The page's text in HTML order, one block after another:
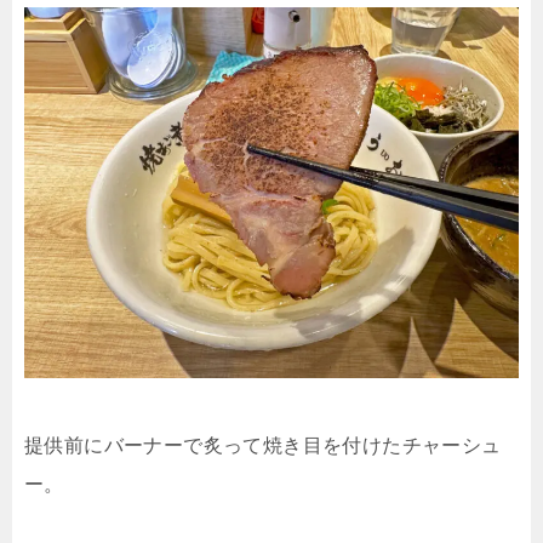
提供前にバーナーで炙って焼き目を付けたチャーシュ
ー。